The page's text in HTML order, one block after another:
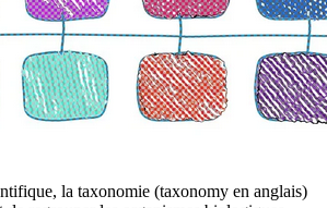
la taxonomie (taxonomy en anglais)